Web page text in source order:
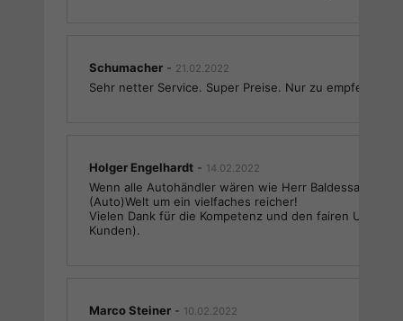
Schumacher - 21.02.2022
Sehr netter Service. Super Preise. Nur zu empfehlen.
Holger Engelhardt - 14.02.2022
Wenn alle Autohändler wären wie Herr Baldessarini,
(Auto)Welt um ein vielfaches reicher!
Vielen Dank für die Kompetenz und den fairen
Kunden).
Marco Steiner - 10.02.2022